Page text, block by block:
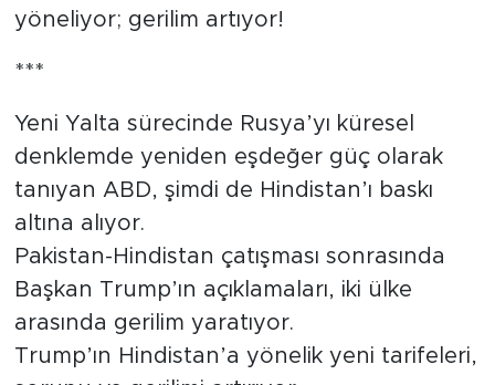
yöneliyor; gerilim artıyor!
***
Yeni Yalta sürecinde Rusya’yı küresel
denklemde yeniden eşdeğer güç olarak
tanıyan ABD, şimdi de Hindistan’ı baskı
altına alıyor.
Pakistan-Hindistan çatışması sonrasında
Başkan Trump’ın açıklamaları, iki ülke
arasında gerilim yaratıyor.
Trump’ın Hindistan’a yönelik yeni tarifeleri,